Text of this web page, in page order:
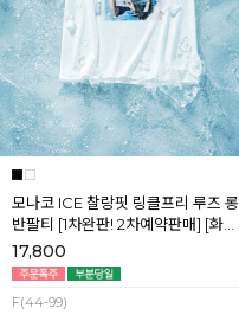
모나코 ICE 찰랑핏 링클프리 루즈 롱
반팔티 [1차완판! 2차예약판매] [화이
트] 8월첫째주 순차배송
17,800
F(44-99)